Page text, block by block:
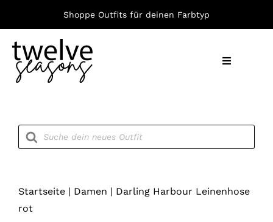
springen
Shoppe Outfits für deinen Farbtyp
Toggle
Products
search
Startseite| Damen | Darling Harbour Leinenhose
rot